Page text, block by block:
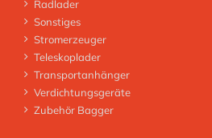
Radlader
Sonstiges
Stromerzeuger
Teleskoplader
Transportanhänger
Verdichtungsgeräte
Zubehör Bagger